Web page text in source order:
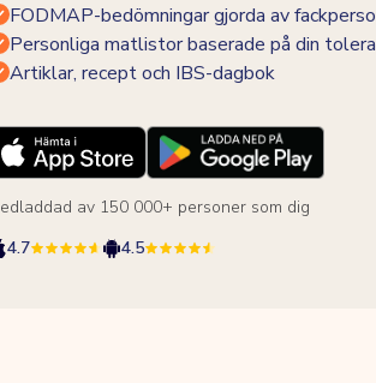
FODMAP-bedömningar gjorda av
Personliga matlistor baserade på din
Artiklar, recept och IBS-dagbok
av 150 000+ personer som dig
4.7
4.5